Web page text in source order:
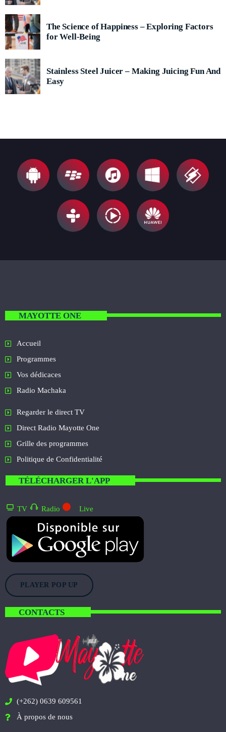
The Science of Happiness – Exploring Factors
for Well-Being
Stainless Steel Juicer – Making Juicing Fun And
Easy
MAYOTTE ONE
Accueil
Programmes
Vos dédicaces
Radio Machaka
Regarder le direct TV
Direct Radio Mayotte One
Grille des programmes
Politique de Confidentialité
TÉLÉCHARGER L'APP
TV Radio Live
PLAYER POP UP
CONTACTS
(+262) 0639 609561
À propos de nous